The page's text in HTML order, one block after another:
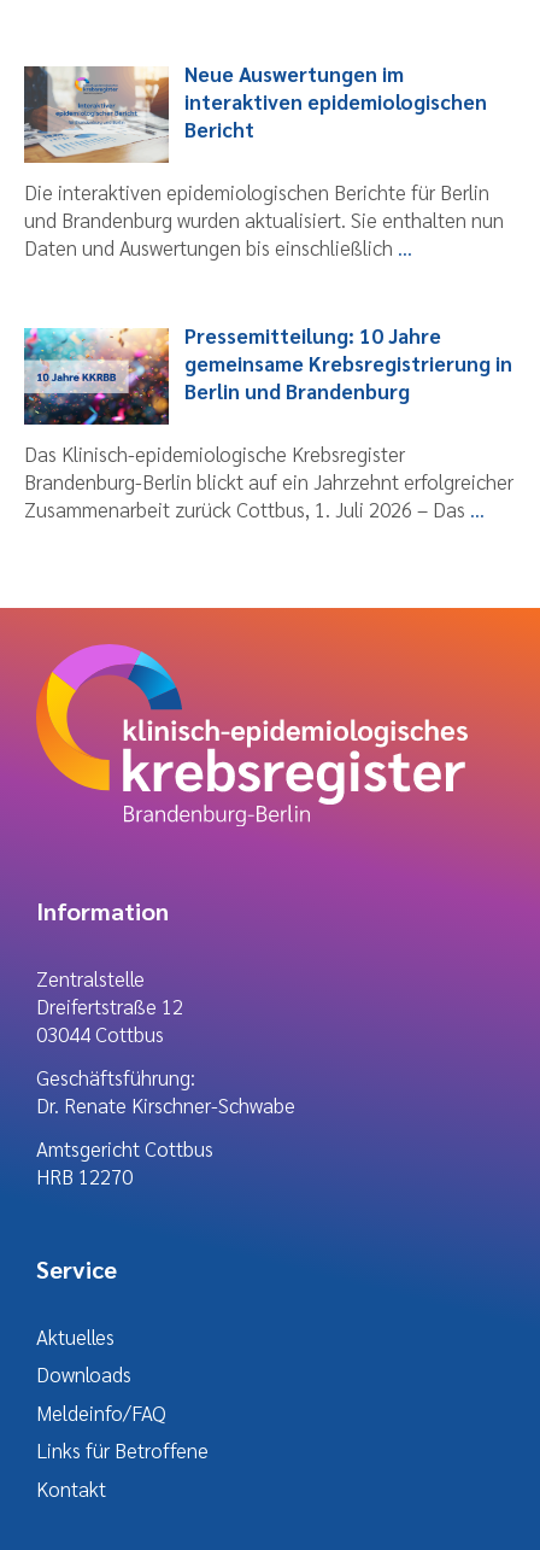
Neue Auswertungen im
interaktiven epidemiologischen
Bericht
Die interaktiven epidemiologischen Berichte für Berlin
und Brandenburg wurden aktualisiert. Sie enthalten nun
Daten und Auswertungen bis einschließlich ...
Pressemitteilung: 10 Jahre
gemeinsame Krebsregistrierung in
Berlin und Brandenburg
Das Klinisch-epidemiologische Krebsregister
Brandenburg-Berlin blickt auf ein Jahrzehnt erfolgreicher
Zusammenarbeit zurück Cottbus, 1. Juli 2026 – Das ...
Information
Zentralstelle
Dreifertstraße 12
03044 Cottbus
Geschäftsführung:
Dr. Renate Kirschner-Schwabe
Amtsgericht Cottbus
HRB 12270
Service
Aktuelles
Downloads
Meldeinfo/FAQ
Links für Betroffene
Kontakt